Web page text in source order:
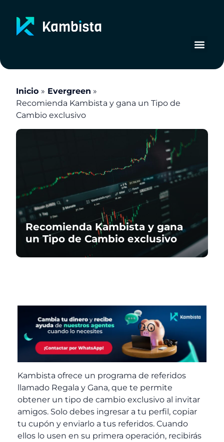
contenido
Inicio
Evergreen
Recomienda Kambista y gana un Tipo de
Cambio exclusivo
Recomienda Kambista y gana
un Tipo de Cambio exclusivo
Kambista ofrece un programa de referidos
llamado Regala y Gana, que te permite
obtener un tipo de cambio exclusivo al invitar
amigos. Solo debes ingresar a tu perfil, copiar
tu cupón y enviarlo a tus referidos. Cuando
ellos lo usen en su primera operación, recibirás